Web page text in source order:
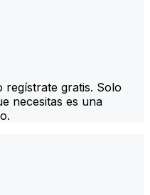
regístrate gratis. Solo
necesitas es una